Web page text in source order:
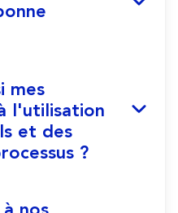
mes
l'utilisation
et des
?